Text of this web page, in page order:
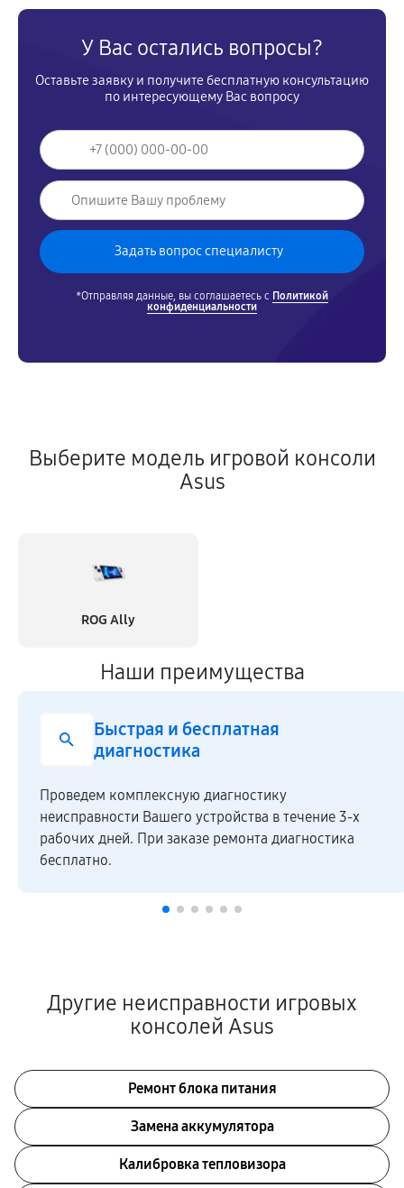
У Вас остались вопросы?
Оставьте заявку и получите бесплатную консультацию
по интересующему Вас вопросу
*Отправляя данные, вы соглашаетесь с Политикой
конфиденциальности
Выберите модель игровой консоли
Asus
ROG Ally
Наши преимущества
Быстрая и бесплатная
диагностика
Проведем комплексную диагностику
неисправности Вашего устройства в течение 3-х
рабочих дней. При заказе ремонта диагностика
бесплатно.
Другие неисправности игровых
консолей Asus
Ремонт блока питания
Замена аккумулятора
Калибровка тепловизора